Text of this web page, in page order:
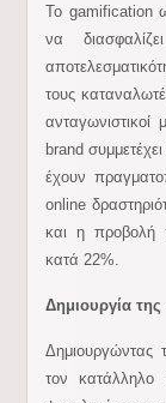
Το gamification
να
τους
brand
έχουν
online
και η προβολή
κατά 22%.
Δημιουργία
Δημιουργώντας
τον κατάλληλο